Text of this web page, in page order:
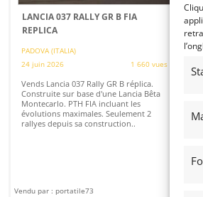
LANCIA 037 RALLY GR B FIA
REPLICA
PADOVA (ITALIA)
24 juin 2026
1 660 vues
Vends Lancia 037 Rally GR B réplica.
Construite sur base d'une Lancia Bêta
Montecarlo. PTH FIA ​​incluant les
évolutions maximales. Seulement 2
rallyes depuis sa construction..
Vendu par : portatile73